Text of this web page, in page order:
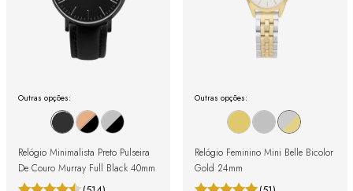
Outras opções:
Relógio Minimalista Preto Pulseira
De Couro Murray Full Black 40mm
Outras opções:
Relógio Feminino Mini Belle Bicolor
Gold 24mm